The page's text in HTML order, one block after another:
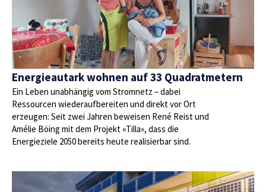
Energieautark wohnen auf 33 Quadratmetern
Ein Leben unabhängig vom Stromnetz – dabei
Ressourcen wiederaufbereiten und direkt vor Ort
erzeugen: Seit zwei Jahren beweisen René Reist und
Amélie Böing mit dem Projekt «Tilla», dass die
Energieziele 2050 bereits heute realisierbar sind.